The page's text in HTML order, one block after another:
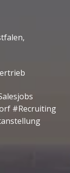
,
#Recruiting